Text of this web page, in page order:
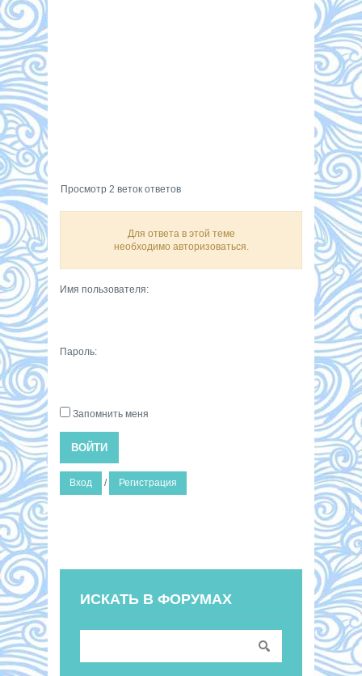
Просмотр 2 веток ответов
Для ответа в этой теме
необходимо авторизоваться.
Имя пользователя:
Пароль:
Запомнить меня
ВОЙТИ
Вход / Регистрация
ИСКАТЬ В ФОРУМАХ